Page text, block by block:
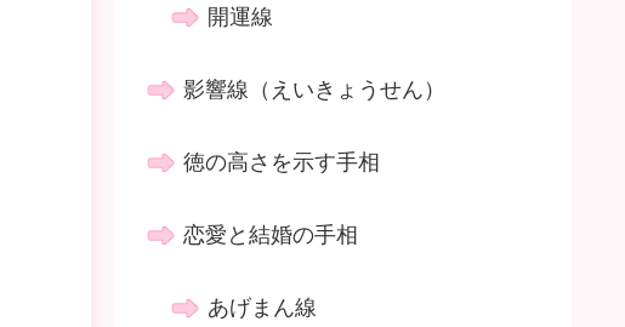
開運線
影響線（えいきょうせん）
徳の高さを示す手相
恋愛と結婚の手相
あげまん線